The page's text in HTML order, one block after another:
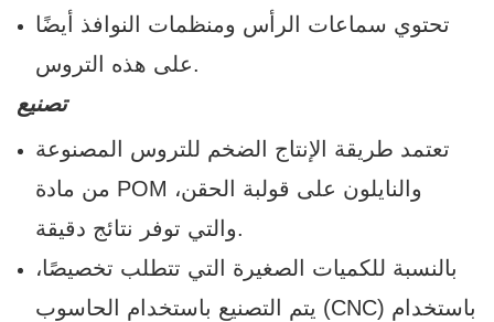
تحتوي سماعات الرأس ومنظمات النوافذ أيضًا
على هذه التروس.
تصنيع
تعتمد طريقة الإنتاج الضخم للتروس المصنوعة
من مادة POM والنايلون على قولبة الحقن،
والتي توفر نتائج دقيقة.
بالنسبة للكميات الصغيرة التي تتطلب تخصيصًا،
يتم التصنيع باستخدام الحاسوب (CNC) باستخدام